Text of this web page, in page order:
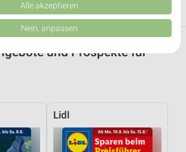
km • Angebote: 4 Prospekte
und Prospekte für
Lidl
Verwendung reduzierter Daten zur Auswahl
der Europäischen Union weitergegeben und in die
(1 IAB-Anbieter)
folgende Zwecke:
Zugriff auf Informationen
Alle akzeptieren
Nein, anpassen